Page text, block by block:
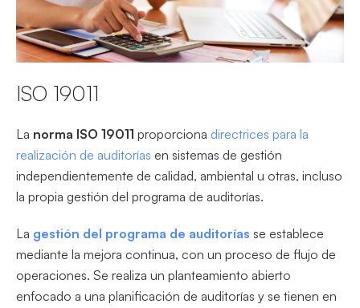
ISO 19011
La norma ISO 19011 proporciona directrices para la
realización de auditorías en sistemas de gestión
independientemente de calidad, ambiental u otras, incluso
la propia gestión del programa de auditorías.
La gestión del programa de auditorías se establece
mediante la mejora continua, con un proceso de flujo de
operaciones. Se realiza un planteamiento abierto
enfocado a una planificación de auditorías y se tienen en